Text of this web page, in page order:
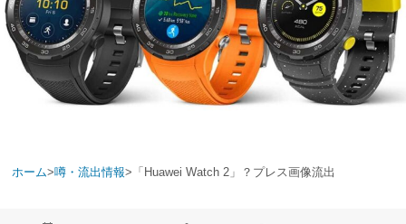
ホーム>噂・流出情報> 「Huawei Watch 2」？プレス画像流出